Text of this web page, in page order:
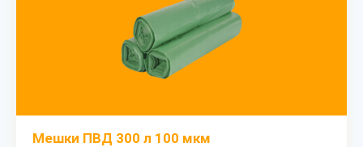
Мешки ПВД 300 л 100 мкм